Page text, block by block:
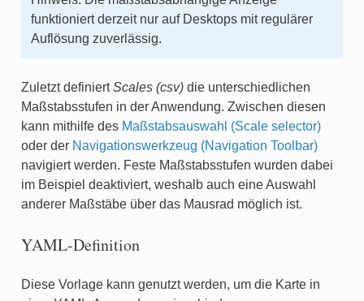
funktioniert derzeit nur auf Desktops mit regulärer
Auflösung zuverlässig.
Zuletzt definiertScales (csv)die unterschiedlichen
Maßstabsstufen in der Anwendung. Zwischen diesen
kann mithilfe des Maßstabsauswahl (Scale selector)
oder der Navigationswerkzeug (Navigation Toolbar)
navigiert werden. Feste Maßstabsstufen wurden dabei
im Beispiel deaktiviert, weshalb auch eine Auswahl
anderer Maßstäbe über das Mausrad möglich ist.
YAML-Definition
Diese Vorlage kann genutzt werden, um die Karte in